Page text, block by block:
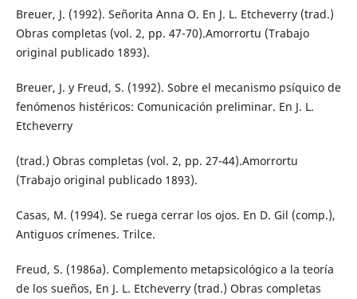
Breuer, J. (1992). Señorita Anna O. En J. L. Etcheverry (trad.)
Obras completas (vol. 2, pp. 47-70).Amorrortu (Trabajo
original publicado 1893).
Breuer, J. y Freud, S. (1992). Sobre el mecanismo psíquico de
fenómenos histéricos: Comunicación preliminar. En J. L.
Etcheverry
(trad.) Obras completas (vol. 2, pp. 27-44).Amorrortu
(Trabajo original publicado 1893).
Casas, M. (1994). Se ruega cerrar los ojos. En D. Gil (comp.),
Antiguos crímenes. Trilce.
Freud, S. (1986a). Complemento metapsicológico a la teoría
de los sueños, En J. L. Etcheverry (trad.) Obras completas